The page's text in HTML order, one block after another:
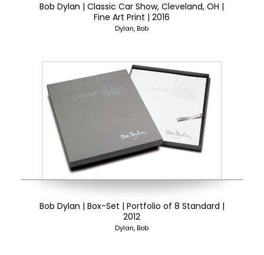
Bob Dylan | Classic Car Show, Cleveland, OH |
Fine Art Print | 2016
Dylan, Bob
Bob Dylan | Box-Set | Portfolio of 8 Standard |
2012
Dylan, Bob